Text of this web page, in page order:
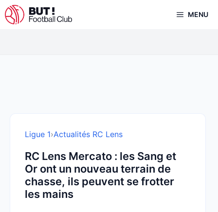
Aller
au
MENU
Ligue 1›Actualités RC Lens
RC Lens Mercato : les Sang et
Or ont un nouveau terrain de
chasse, ils peuvent se frotter
les mains